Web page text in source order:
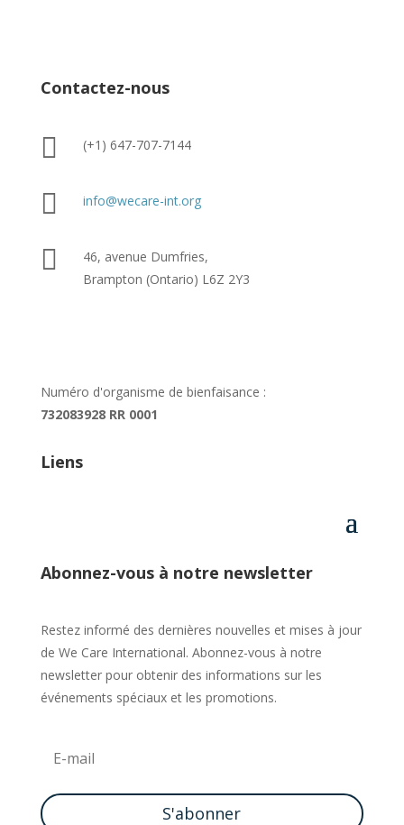
Contactez-nous
 (+1) 647-707-7144
 info@wecare-int.org

46, avenue Dumfries,
Brampton (Ontario) L6Z 2Y3
Numéro d'organisme de bienfaisance :
732083928 RR 0001
Liens
Abonnez-vous à notre newsletter
Restez informé des dernières nouvelles et mises à jour
de We Care International. Abonnez-vous à notre
newsletter pour obtenir des informations sur les
événements spéciaux et les promotions.
S'abonner